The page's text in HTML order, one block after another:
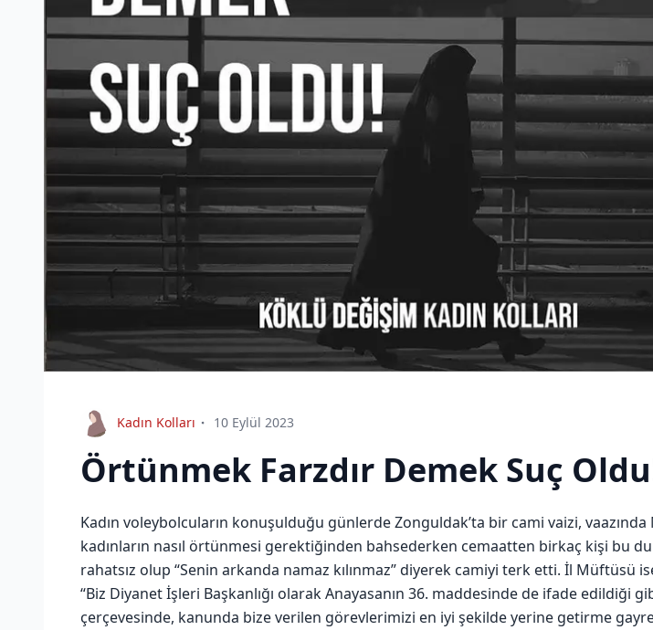
Kadın Kolları 10 Eylül 2023
Örtünmek Farzdır Demek Suç
Kadın voleybolcuların konuşulduğu günlerde Zonguldak’ta bir cami vaizi,
kadınların nasıl örtünmesi gerektiğinden bahsederken cemaatten birkaç kişi bu
rahatsız olup “Senin arkanda namaz kılınmaz” diyerek camiyi terk etti. İl Müftüsü
“Biz Diyanet İşleri Başkanlığı olarak Anayasanın 36. maddesinde de ifade edildiği
çerçevesinde, kanunda bize verilen görevlerimizi en iyi şekilde yerine getirme